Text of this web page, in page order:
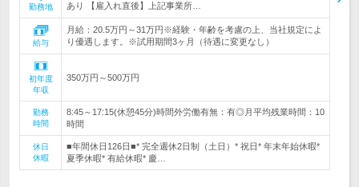
勤務地
あり 【雇入れ直後】上記事業所…
給与
月給：20.5万円～31万円※経験・年齢を考慮の上、当社規定によ
り優遇します。※試用期間3ヶ月（待遇に変更なし）
初年度
年収
350万円～500万円
勤務
時間
8:45～17:15(休憩45分)時間外労働有無：有◎月平均残業時間：10
時間
休日
休暇
■年間休日126日■* 完全週休2日制（土日）* 祝日* 年末年始休暇*
夏季休暇* 有給休暇* 慶…